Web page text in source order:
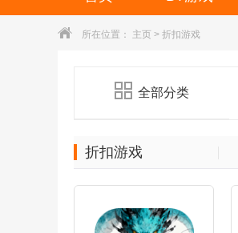
所在位置： 主页 > 折扣游戏
全部分类
折扣游戏